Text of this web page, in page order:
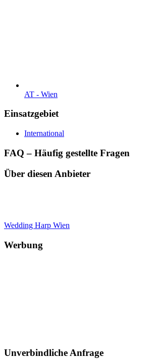
AT - Wien
Einsatzgebiet
International
FAQ – Häufig gestellte Fragen
Über diesen Anbieter
Wedding Harp Wien
Werbung
Unverbindliche Anfrage